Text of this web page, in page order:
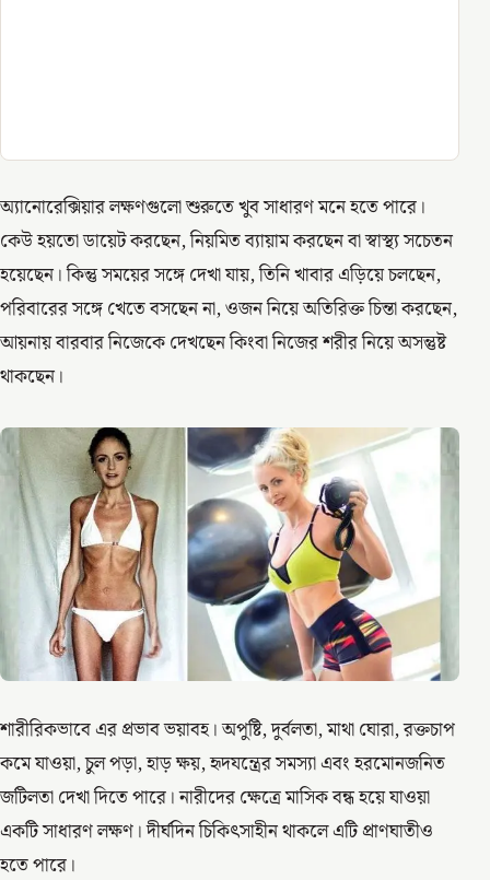
অ্যানোরেক্সিয়ার লক্ষণগুলো শুরুতে খুব সাধারণ মনে হতে পারে।
কেউ হয়তো ডায়েট করছেন, নিয়মিত ব্যায়াম করছেন বা স্বাস্থ্য সচেতন
হয়েছেন। কিন্তু সময়ের সঙ্গে দেখা যায়, তিনি খাবার এড়িয়ে চলছেন,
পরিবারের সঙ্গে খেতে বসছেন না, ওজন নিয়ে অতিরিক্ত চিন্তা করছেন,
আয়নায় বারবার নিজেকে দেখছেন কিংবা নিজের শরীর নিয়ে অসন্তুষ্ট
থাকছেন।
শারীরিকভাবে এর প্রভাব ভয়াবহ। অপুষ্টি, দুর্বলতা, মাথা ঘোরা, রক্তচাপ
কমে যাওয়া, চুল পড়া, হাড় ক্ষয়, হৃদযন্ত্রের সমস্যা এবং হরমোনজনিত
জটিলতা দেখা দিতে পারে। নারীদের ক্ষেত্রে মাসিক বন্ধ হয়ে যাওয়া
একটি সাধারণ লক্ষণ। দীর্ঘদিন চিকিৎসাহীন থাকলে এটি প্রাণঘাতীও
হতে পারে।